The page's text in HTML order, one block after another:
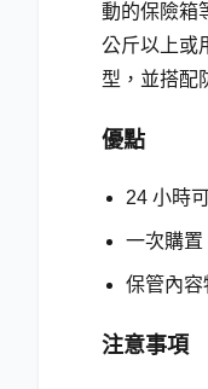
動的保險箱
公斤以上或
型，並搭配
優點
24 小時
一次購置
保管內容
注意事項